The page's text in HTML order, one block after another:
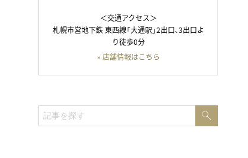
＜交通アクセス＞
札幌市営地下鉄 東西線「大通駅」2出口、3出口よ
り徒歩0分
» 店舗情報はこちら
検
索: